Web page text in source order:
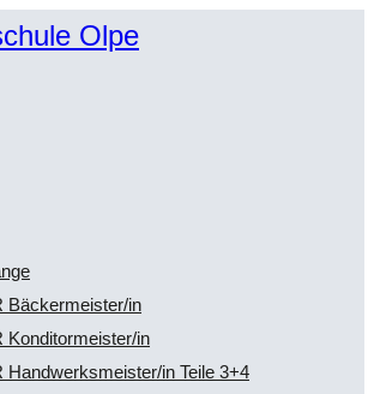
Olpe
Bäckermeister/in
Konditormeister/in
Handwerksmeister/in Teile 3+4